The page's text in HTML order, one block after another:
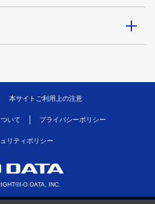
本サイトご利用上の注意
いて プライバシーポリシー
リティポリシー
O DATA, INC.